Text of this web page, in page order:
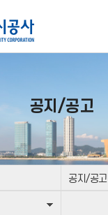
공지/공고
공지/공고